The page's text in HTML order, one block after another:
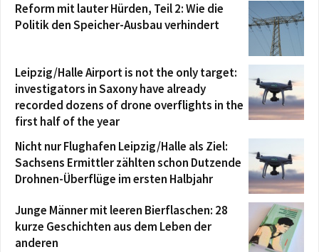
Reform mit lauter Hürden, Teil 2: Wie die
Politik den Speicher-Ausbau verhindert
Leipzig/Halle Airport is not the only target:
investigators in Saxony have already
recorded dozens of drone overflights in the
first half of the year
Nicht nur Flughafen Leipzig/Halle als Ziel:
Sachsens Ermittler zählten schon Dutzende
Drohnen-Überflüge im ersten Halbjahr
Junge Männer mit leeren Bierflaschen: 28
kurze Geschichten aus dem Leben der
anderen